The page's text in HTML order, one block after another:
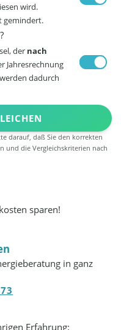
wird.
gemindert.
der nach
Jahresrechnung
dadurch
darauf, daß Sie den korrekten
und die Vergleichskriterien nach
sparen!
in ganz
Erfahrung: